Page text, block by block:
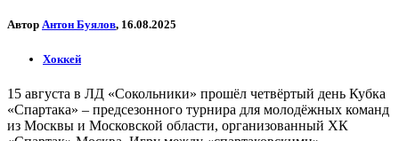
Автор Антон Буялов, 16.08.2025
Хоккей
15 августа в ЛД «Сокольники» прошёл четвёртый день Кубка
«Спартака» – предсезонного турнира для молодёжных команд
из Москвы и Московской области, организованный ХК